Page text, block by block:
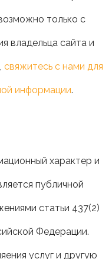
только с
владельца сайта и
свяжитесь с нами для
информации.
характер и
публичной
статьи 437(2)
Федерации.
услуг и другую